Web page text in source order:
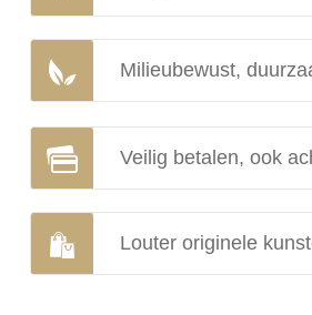
Milieubewust,
Veilig betalen, ook
Louter originele